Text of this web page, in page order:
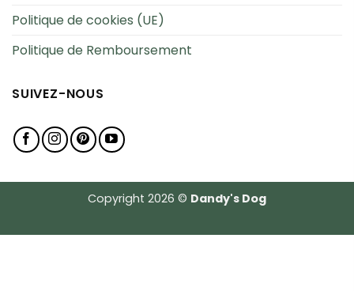
Politique de cookies (UE)
Politique de Remboursement
SUIVEZ-NOUS
Copyright 2026 © Dandy's Dog